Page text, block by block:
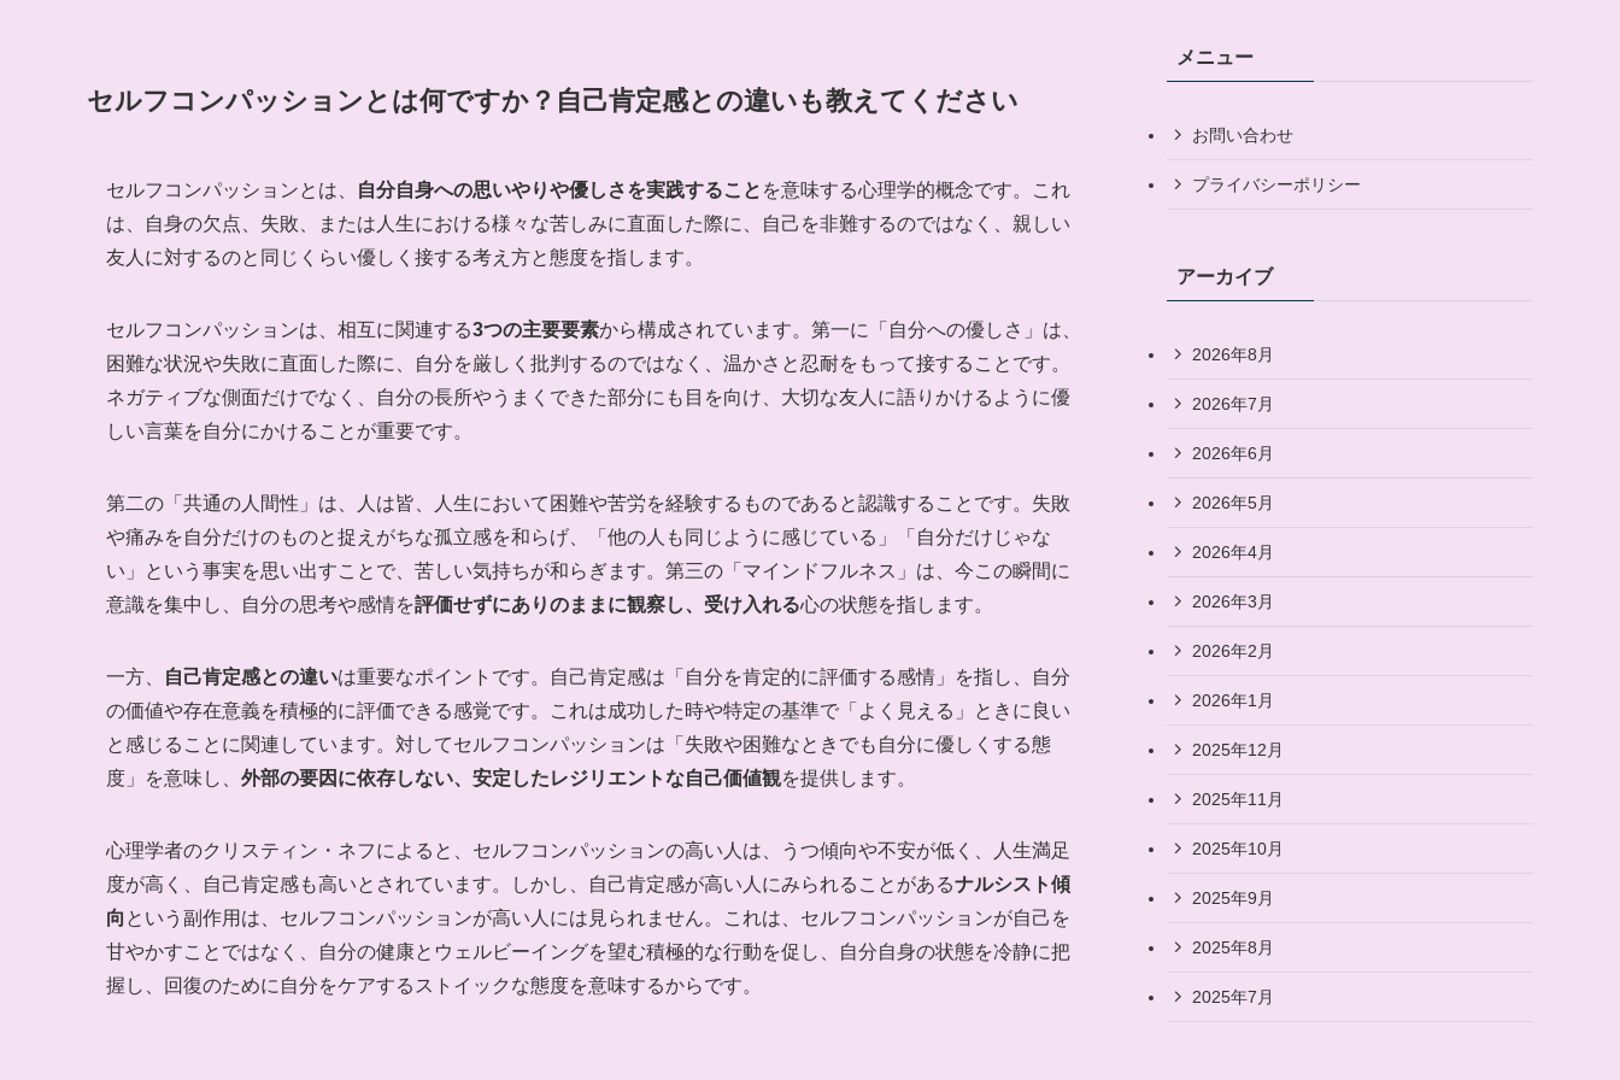
セルフコンパッションとは何ですか？自己肯定感との違いも教えてください
セルフコンパッションとは、 自分自身への思いやりや優しさを実践すること を意味する心理学的概念です。これ
は、自身の欠点、失敗、または人生における様々な苦しみに直面した際に、自己を非難するのではなく、親しい
友人に対するのと同じくらい優しく接する考え方と態度を指します。
セルフコンパッションは、相互に関連する3つの主要要素から構成されています。第一に「自分への優しさ」は、
困難な状況や失敗に直面した際に、自分を厳しく批判するのではなく、温かさと忍耐をもって接することです。
ネガティブな側面だけでなく、自分の長所やうまくできた部分にも目を向け、大切な友人に語りかけるように優
しい言葉を自分にかけることが重要です。
第二の「共通の人間性」は、人は皆、人生において困難や苦労を経験するものであると認識することです。失敗
や痛みを自分だけのものと捉えがちな孤立感を和らげ、「他の人も同じように感じている」「自分だけじゃな
い」という事実を思い出すことで、苦しい気持ちが和らぎます。第三の「マインドフルネス」は、今この瞬間に
意識を集中し、自分の思考や感情を評価せずにありのままに観察し、受け入れる心の状態を指します。
一方、 自己肯定感との違いは重要なポイントです。自己肯定感は「自分を肯定的に評価する感情」を指し、自分
の価値や存在意義を積極的に評価できる感覚です。これは成功した時や特定の基準で「よく見える」ときに良い
と感じることに関連しています。対してセルフコンパッションは「失敗や困難なときでも自分に優しくする態
度」を意味し、 外部の要因に依存しない、安定したレジリエントな自己価値観を提供します。
心理学者のクリスティン・ネフによると、セルフコンパッションの高い人は、うつ傾向や不安が低く、人生満足
度が高く、自己肯定感も高いとされています。しかし、自己肯定感が高い人にみられることがあるナルシスト傾
向 という副作用は、セルフコンパッションが高い人には見られません。これは、セルフコンパッションが自己を
甘やかすことではなく、自分の健康とウェルビーイングを望む積極的な行動を促し、自分自身の状態を冷静に把
握し、回復のために自分をケアするストイックな態度を意味するからです。
メニュー
お問い合わせ
プライバシーポリシー
アーカイブ
2026年8月
2026年7月
2026年6月
2026年5月
2026年4月
2026年3月
2026年2月
2026年1月
2025年12月
2025年11月
2025年10月
2025年9月
2025年8月
2025年7月